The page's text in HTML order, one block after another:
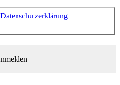
Datenschutzerklärung